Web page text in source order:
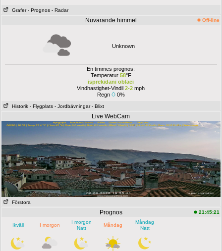
Grafer - Prognos - Radar
Nuvarande himmel Off-line
Unknown
En timmes prognos:
Temperatur 58°F
isprekidani oblaci
Vindhastighet-Vindil 2-2 mph
Regn
0%
Historik - Flygplats - Jordbävningar - Blixt
Live WebCam
Förstora
Prognos 21:45:21
Ikväll I morgon
I morgon
Natt
Måndag
Måndag
Natt